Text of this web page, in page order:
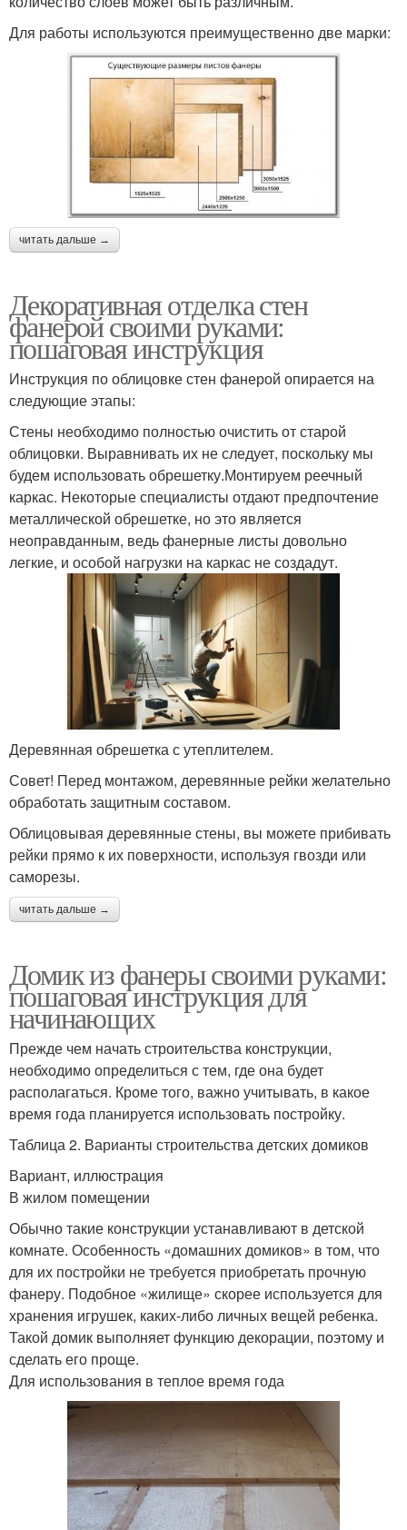
Для работы используются преимущественно две марки:
читать дальше →
Декоративная отделка стен
фанерой своими руками:
пошаговая инструкция
Инструкция по облицовке стен фанерой опирается на
следующие этапы:
Стены необходимо полностью очистить от старой
облицовки. Выравнивать их не следует, поскольку мы
будем использовать обрешетку.Монтируем реечный
каркас. Некоторые специалисты отдают предпочтение
металлической обрешетке, но это является
неоправданным, ведь фанерные листы довольно
легкие, и особой нагрузки на каркас не создадут.
Деревянная обрешетка с утеплителем.
Совет! Перед монтажом, деревянные рейки желательно
обработать защитным составом.
Облицовывая деревянные стены, вы можете прибивать
рейки прямо к их поверхности, используя гвозди или
саморезы.
читать дальше →
Домик из фанеры своими руками:
пошаговая инструкция для
начинающих
Прежде чем начать строительства конструкции,
необходимо определиться с тем, где она будет
располагаться. Кроме того, важно учитывать, в какое
время года планируется использовать постройку.
Таблица 2. Варианты строительства детских домиков
Вариант, иллюстрация
В жилом помещении
Обычно такие конструкции устанавливают в детской
комнате. Особенность «домашних домиков» в том, что
для их постройки не требуется приобретать прочную
фанеру. Подобное «жилище» скорее используется для
хранения игрушек, каких-либо личных вещей ребенка.
Такой домик выполняет функцию декорации, поэтому и
сделать его проще.
Для использования в теплое время года